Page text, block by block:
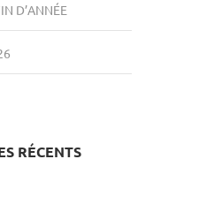
D’ANNÉE
RÉCENTS